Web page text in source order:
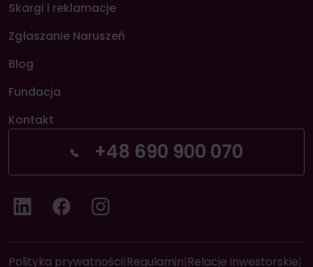
Skargi i reklamacje
Zgłaszanie Naruszeń
Blog
Fundacja
Kontakt
+48 690 900 070
LinkedIn FacebookInstagram
Polityka prywatności|Regulamin|Relacje inwestorskie|